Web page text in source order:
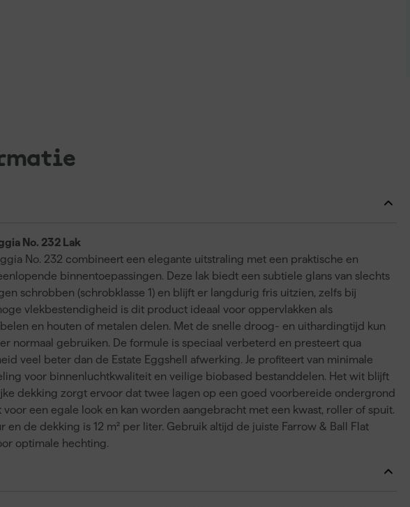
No. 232 Lak
No. 232 combineert een elegante uitstraling met een praktische en
binnentoepassingen. Deze lak biedt een subtiele glans van slechts
schrobben (schrobklasse 1) en blijft er langdurig fris uitzien, zelfs bij
vlekbestendigheid is dit product ideaal voor oppervlakken als
en houten of metalen delen. Met de snelle droog- en uithardingtijd kun
normaal gebruiken. De formule is speciaal verbeterd en presteert qua
veel beter dan de Estate Eggshell afwerking. Je profiteert van minimale
voor binnenluchtkwaliteit en veilige biobased bestanddelen. Het wit blijft
dekking zorgt ervoor dat twee lagen op een goed voorbereide ondergrond
voor een egale look en kan worden aangebracht met een kwast, roller of spuit.
en de dekking is 12 m² per liter. Gebruik altijd de juiste Farrow & Ball Flat
optimale hechting.